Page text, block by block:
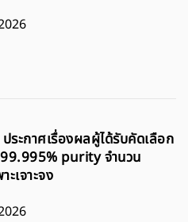
ระกาศเรื่องผลผู้ได้รับคัดเลือก
purity จำนวน
เจาะจง